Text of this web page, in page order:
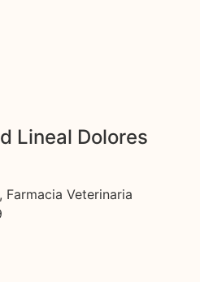
Lineal Dolores
Farmacia Veterinaria